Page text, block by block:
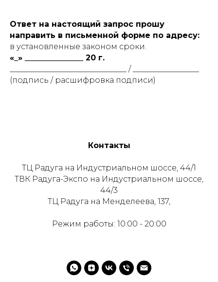
Ответ на настоящий запрос прошу
направить в письменной форме по адресу:
в установленные законом сроки.
«_» _______________ 20 г.
______________________________ / _________________
(подпись / расшифровка подписи)
Контакты
ТЦ Радуга на Индустриальном шоссе, 44/1
ТВК Радуга-Экспо на Индустриальном шоссе,
44/3
ТЦ Радуга на Менделеева, 137,
Режим работы: 10:00 - 20:00